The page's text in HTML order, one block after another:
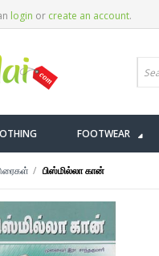
login or create an account.
FOOTWEAR
பிஸ்மில்லா கான்